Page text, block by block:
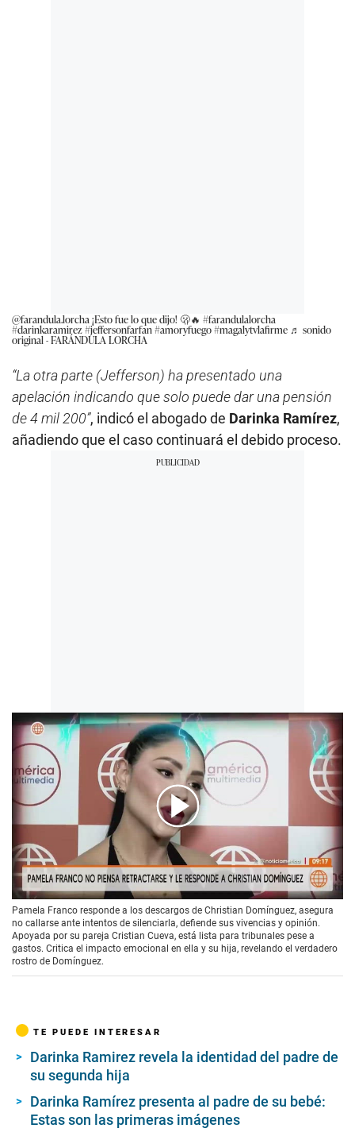
@farandula.lorcha ¡Esto fue lo que dijo! 🫢🔥 #farandulalorcha
#darinkaramirez#jeffersonfarfan#amoryfuego#magalytvlafirme ♬ sonido
original - FARÁNDULA LORCHA
“La otra parte (Jefferson) ha presentado una
apelación indicando que solo puede dar una pensión
de 4 mil 200”, indicó el abogado de Darinka Ramírez,
añadiendo que el caso continuará el debido proceso.
00:00 /03:33
Pamela Franco responde a los descargos de Christian Domínguez, asegura
no callarse ante intentos de silenciarla, defiende sus vivencias y opinión.
Apoyada por su pareja Cristian Cueva, está lista para tribunales pese a
gastos. Critica el impacto emocional en ella y su hija, revelando el verdadero
rostro de Domínguez.
TE PUEDE INTERESAR
Darinka Ramirez revela la identidad del padre de
su segunda hija
Darinka Ramírez presenta al padre de su bebé:
Estas son las primeras imágenes